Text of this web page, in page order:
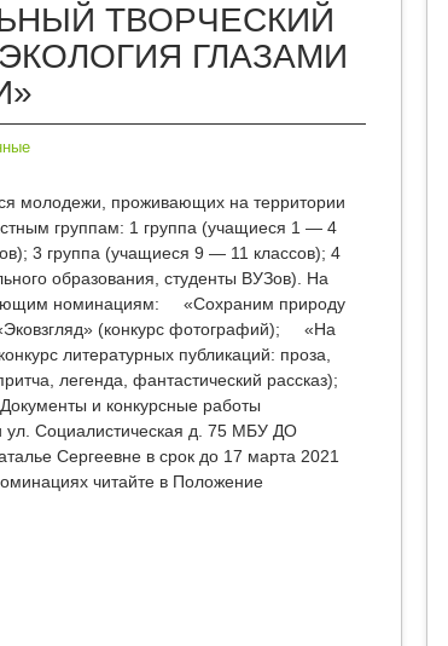
ТВОРЧЕСКИЙ
ГЛАЗАМИ
молодежи, проживающих на территории
группам: 1 группа (учащиеся 1 — 4
3 группа (учащиеся 9 — 11 классов); 4
образования, студенты ВУЗов). На
номинациям:
«Сохраним природу
(конкурс фотографий);
«На
литературных публикаций: проза,
легенда, фантастический рассказ);
и конкурсные работы
ул. Социалистическая д. 75 МБУ ДО
Сергеевне в срок до 17 марта 2021
читайте в Положение